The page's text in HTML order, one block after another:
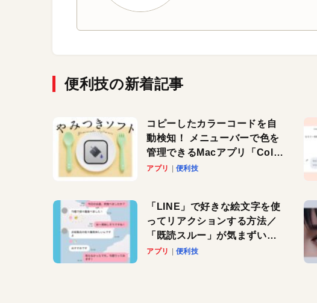
便利技の新着記事
コピーしたカラーコードを自
動検知！ メニューバーで色を
管理できるMacアプリ「Color
Copy Bucket」
アプリ 便利技
「LINE」で好きな絵文字を使
ってリアクションする方法／
「既読スルー」が気まずいと
きに便利です！
アプリ 便利技